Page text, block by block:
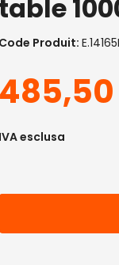
table
Code Produit:
485,50
IVA esclusa